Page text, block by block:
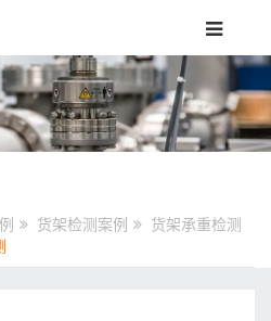
货架检测案例
货架承重检测